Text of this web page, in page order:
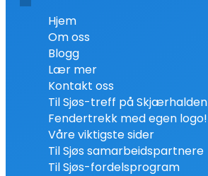
Hjem
Om oss
Blogg
Lær mer
Kontakt oss
Til Sjøs-treff på Skjærhalden
Fendertrekk med egen logo!
Våre viktigste sider
Til Sjøs samarbeidspartnere
Til Sjøs-fordelsprogram